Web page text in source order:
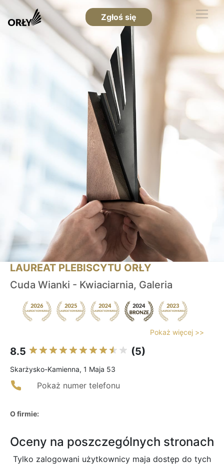
Zgłoś się
LAUREAT PLEBISCYTU ORŁY
Cuda Wianki - Kwiaciarnia, Galeria
Pokaż więcej >>
8.5 (5)
Skarżysko-Kamienna, 1 Maja 53
Pokaż numer telefonu
O firmie:
Oceny na poszczególnych stronach
Tylko zalogowani użytkownicy maja dostęp do tych